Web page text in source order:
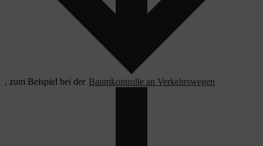
, zum Beispiel bei der Baumkontrolle an Verkehrswegen